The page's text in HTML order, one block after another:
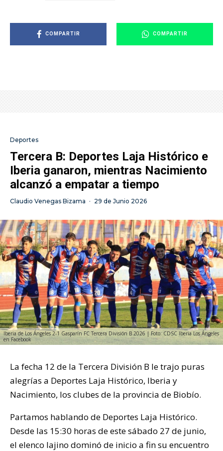
COMPARTIR COMPARTIR
Deportes
Tercera B: Deportes Laja Histórico e
Iberia ganaron, mientras Nacimiento
alcanzó a empatar a tiempo
Claudio Venegas Bizama · 29 de Junio 2026
Iberia de Los Ángeles 2-1 Gasparín FC Tercera División B 2026 | Foto: CDSC Iberia Los Ángeles
en Facebook
La fecha 12 de la Tercera División B le trajo puras
alegrías a Deportes Laja Histórico, Iberia y
Nacimiento, los clubes de la provincia de Biobío.
Partamos hablando de Deportes Laja Histórico.
Desde las 15:30 horas de este sábado 27 de junio,
el elenco lajino dominó de inicio a fin su encuentro